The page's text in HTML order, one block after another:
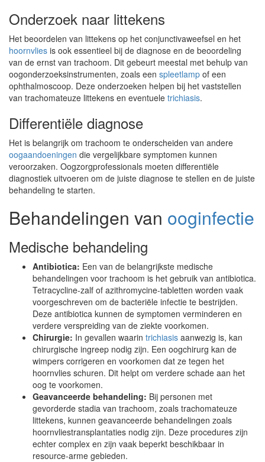
Onderzoek naar littekens
Het beoordelen van littekens op het conjunctivaweefsel en het
hoornvlies is ook essentieel bij de diagnose en de beoordeling
van de ernst van trachoom. Dit gebeurt meestal met behulp van
oogonderzoeksinstrumenten, zoals een spleetlamp of een
ophthalmoscoop. Deze onderzoeken helpen bij het vaststellen
van trachomateuze littekens en eventuele trichiasis.
Differentiële diagnose
Het is belangrijk om trachoom te onderscheiden van andere
oogaandoeningen die vergelijkbare symptomen kunnen
veroorzaken. Oogzorgprofessionals moeten differentiële
diagnostiek uitvoeren om de juiste diagnose te stellen en de juiste
behandeling te starten.
Behandelingen van ooginfectie
Medische behandeling
Antibiotica: Een van de belangrijkste medische
behandelingen voor trachoom is het gebruik van antibiotica.
Tetracycline-zalf of azithromycine-tabletten worden vaak
voorgeschreven om de bacteriële infectie te bestrijden.
Deze antibiotica kunnen de symptomen verminderen en
verdere verspreiding van de ziekte voorkomen.
Chirurgie: In gevallen waarin trichiasis aanwezig is, kan
chirurgische ingreep nodig zijn. Een oogchirurg kan de
wimpers corrigeren en voorkomen dat ze tegen het
hoornvlies schuren. Dit helpt om verdere schade aan het
oog te voorkomen.
Geavanceerde behandeling: Bij personen met
gevorderde stadia van trachoom, zoals trachomateuze
littekens, kunnen geavanceerde behandelingen zoals
hoornvliestransplantaties nodig zijn. Deze procedures zijn
echter complex en zijn vaak beperkt beschikbaar in
resource-arme gebieden.